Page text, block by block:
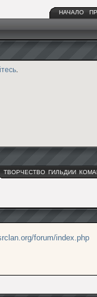
НАЧАЛО
ТВОРЧЕСТВО ГИЛЬДИИ
forum/index.php